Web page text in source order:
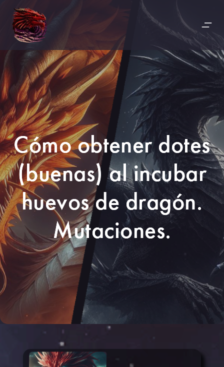
Cómo obtener dotes
(buenas) al incubar
huevos de dragón.
Mutaciones.